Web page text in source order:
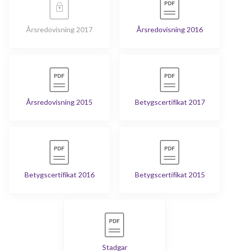
Årsredovisning 2017 Årsredovisning 2016
Årsredovisning 2015 Betygscertifikat 2017
Betygscertifikat 2016 Betygscertifikat 2015
Stadgar